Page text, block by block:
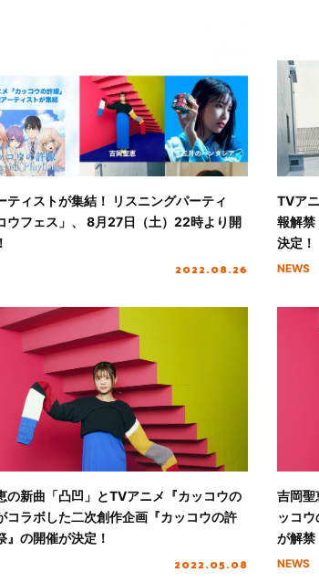
ティストが集結！ リスニングパーティ
ウフェス」、 8月27日（土）22時より開
2022.08.26
TVア
報解
決定！
NEWS
の新曲「凸凹」とTVアニメ『カッコウの
コラボした二次創作企画『カッコウの許
』の開催が決定！
2022.05.08
吉岡聖
ッコ
が解禁
上にて
NEWS